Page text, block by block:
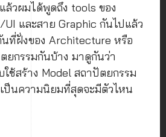
ล้วผมได้พูดถึง tools ของ
UI และสาย Graphic กันไปแล้ว
นที่ฝั่งของ Architecture หรือ
ยกรรมกันบ้าง มาดูกันว่า
ช้สร้าง Model สถาปัตยกรรม
ป็นความนิยมที่สุดจะมีตัวไหน